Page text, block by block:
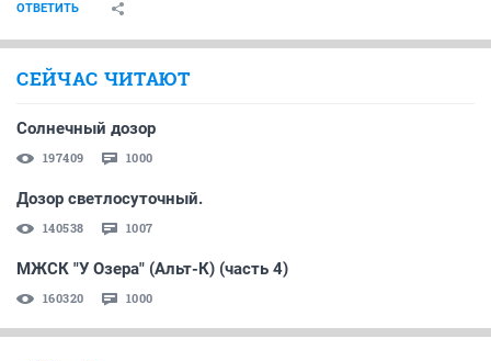
ОТВЕТИТЬ
СЕЙЧАС ЧИТАЮТ
Солнечный дозор
197409 1000
Дозор светлосуточный.
140538 1007
МЖСК "У Озера" (Альт-К) (часть 4)
160320 1000